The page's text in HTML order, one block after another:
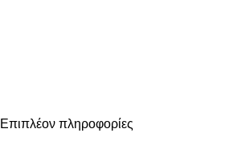
Επιπλέον πληροφορίες